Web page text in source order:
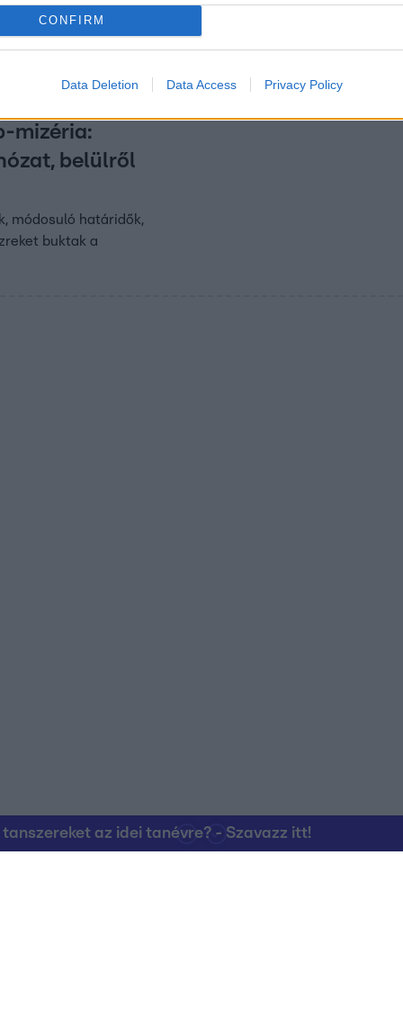
CONFIRM
Data Deletion Data Access Privacy Policy
az idei tanévre? - Szavazz itt!
túlélésért küzdenek, 11 dolgozójukat már elbocsátották.
mizéria:
belülről
módosuló határidők,
buktak a